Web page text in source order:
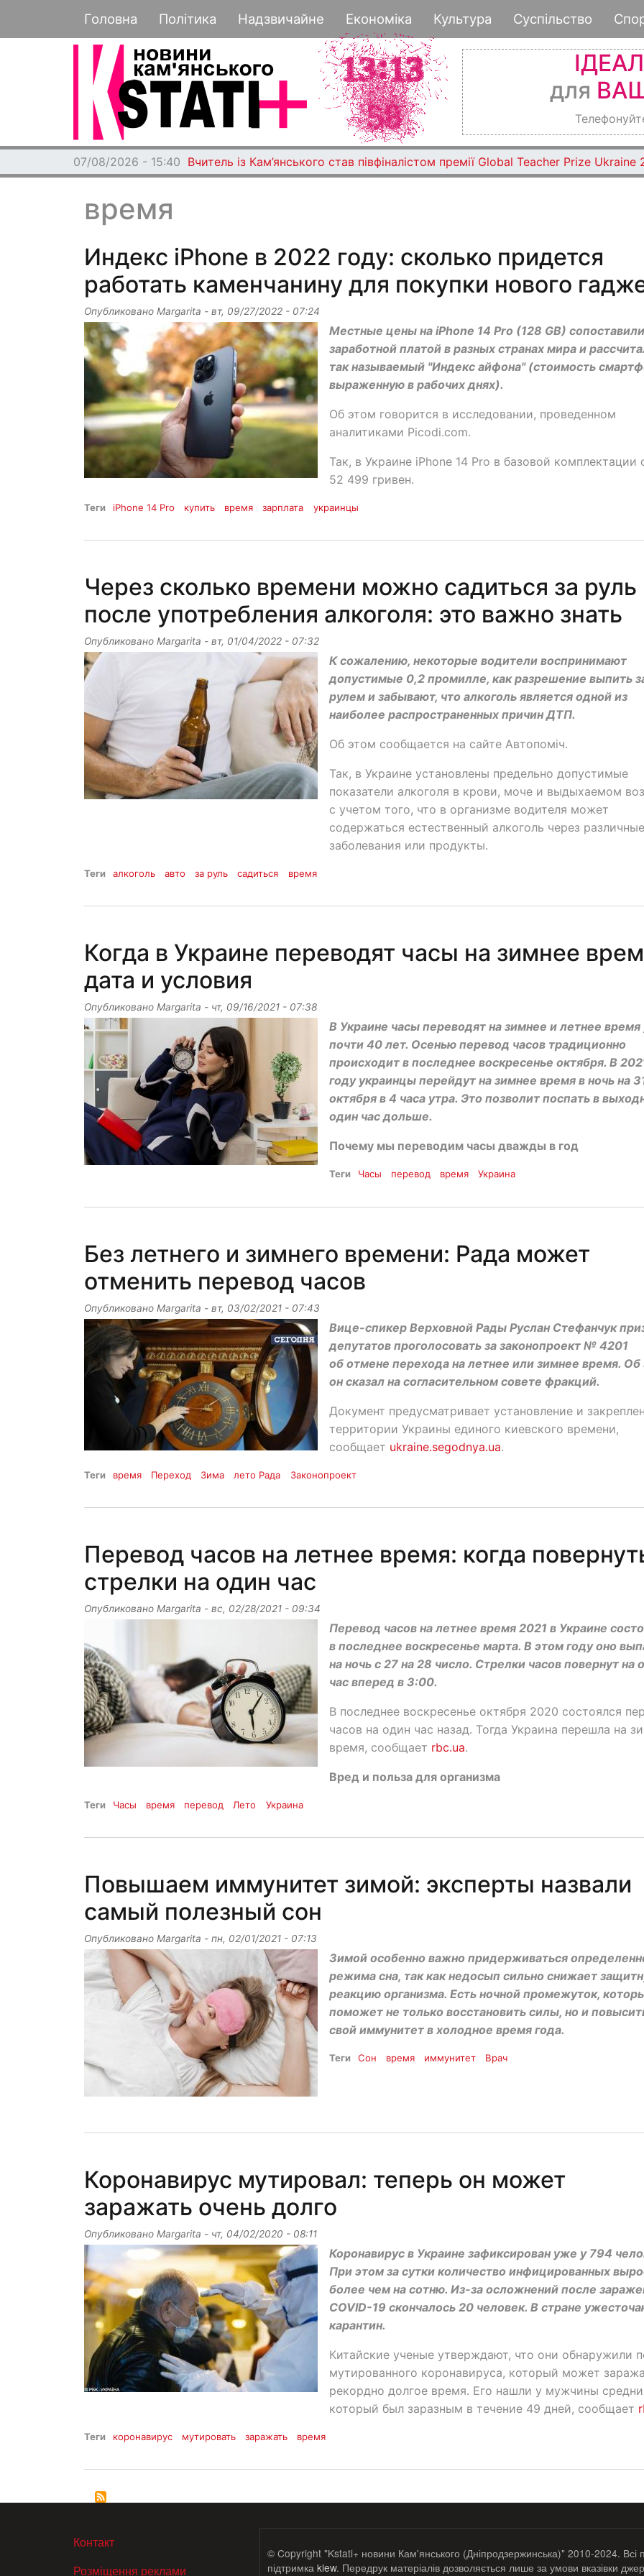
к
основному
Основная навигация
Головна Політика Надзвичайне Економіка Культура Суспільство
для
07/08/2026 - 15:40 Вчитель із Кам’янського став півфіналістом премії Global Teacher Prize Ukraine
время
Индекс iPhone в 2022 году: сколько придется
работать каменчанину для покупки нового
Опубликовано Margarita - вт, 09/27/2022 - 07:24
Местные цены на iPhone 14 Pro (128 GB)
заработной платой в разных странах мира и
так называемый "Индекс айфона" (стоимость
выраженную в рабочих днях).
Об этом говорится в исследовании, проведенном
аналитиками Picodi.com.
Так, в Украине iPhone 14 Pro в базовой комплектации
52 499 гривен.
Теги iPhone 14 Pro купить время зарплата украинцы
Через сколько времени можно садиться за руль
после употребления алкоголя: это важно знать
Опубликовано Margarita - вт, 01/04/2022 - 07:32
К сожалению, некоторые водители воспринимают
допустимые 0,2 промилле, как разрешение выпить
рулем и забывают, что алкоголь является одной из
наиболее распространенных причин ДТП.
Об этом сообщается на сайте Автопоміч.
Так, в Украине установлены предельно допустимые
показатели алкоголя в крови, моче и выдыхаемом
с учетом того, что в организме водителя может
содержаться естественный алкоголь через различные
заболевания или продукты.
Теги алкоголь авто за руль садиться время
Когда в Украине переводят часы на зимнее
дата и условия
Опубликовано Margarita - чт, 09/16/2021 - 07:38
В Украине часы переводят на зимнее и летнее
почти 40 лет. Осенью перевод часов традиционно
происходит в последнее воскресенье октября. В
году украинцы перейдут на зимнее время в ночь на
октября в 4 часа утра. Это позволит поспать в
один час дольше.
Почему мы переводим часы дважды в год
Теги Часы перевод время Украина
Без летнего и зимнего времени: Рада может
отменить перевод часов
Опубликовано Margarita - вт, 03/02/2021 - 07:43
Вице-спикер Верховной Рады Руслан Стефанчук
депутатов проголосовать за законопроект № 4201
об отмене перехода на летнее или зимнее время. Об
он сказал на согласительном совете фракций.
Документ предусматривает установление и
территории Украины единого киевского времени,
сообщает ukraine.segodnya.ua.
Теги время Переход Зима лето Рада Законопроект
Перевод часов на летнее время: когда
стрелки на один час
Опубликовано Margarita - вс, 02/28/2021 - 09:34
Перевод часов на летнее время 2021 в Украине
в последнее воскресенье марта. В этом году оно
на ночь с 27 на 28 число. Стрелки часов повернут на
час вперед в 3:00.
В последнее воскресенье октября 2020 состоялся
часов на один час назад. Тогда Украина перешла на
время, сообщает rbc.ua.
Вред и польза для организма
Теги Часы время перевод Лето Украина
Повышаем иммунитет зимой: эксперты назвали
самый полезный сон
Опубликовано Margarita - пн, 02/01/2021 - 07:13
Зимой особенно важно придерживаться
режима сна, так как недосып сильно снижает
реакцию организма. Есть ночной промежуток,
поможет не только восстановить силы, но и
свой иммунитет в холодное время года.
Теги Сон время иммунитет Врач
Коронавирус мутировал: теперь он может
заражать очень долго
Опубликовано Margarita - чт, 04/02/2020 - 08:11
Коронавирус в Украине зафиксирован уже у 794
При этом за сутки количество инфицированных
более чем на сотню. Из-за осложнений после
COVID-19 скончалось 20 человек. В стране
карантин.
Китайские ученые утверждают, что они обнаружили
мутированного коронавируса, который может
рекордно долгое время. Его нашли у мужчины
который был заразным в течение 49 дней, сообщает
Теги коронавирус мутировать заражать время
МЕНЮ В ПОДВАЛЕ
Контакт
Розміщення реклами
© Copyright "Kstati+ новини Кам'янського (Дніпродзержинська)" 2010-2024. Всі
підтримка klew. Передрук матеріалів дозволяється лише за умови вказівки